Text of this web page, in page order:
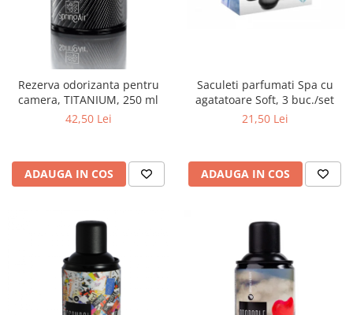
Rezerva odorizanta pentru
camera, TITANIUM, 250 ml
42,50 Lei
ADAUGA IN COS
Saculeti parfumati Spa cu
agatatoare Soft, 3 buc./set
21,50 Lei
ADAUGA IN COS